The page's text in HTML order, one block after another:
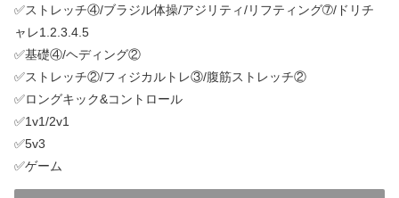
✅ストレッチ④/ブラジル体操/アジリティ/リフティング➆/ドリチ
ャレ1.2.3.4.5
✅基礎④/ヘディング②
✅ストレッチ②/フィジカルトレ③/腹筋ストレッチ②
✅ロングキック&コントロール
✅1v1/2v1
✅5v3
✅ゲーム